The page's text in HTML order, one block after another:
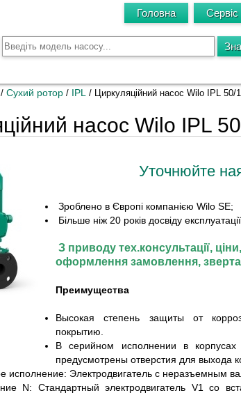
Головна Сервіс
/ Сухий ротор / IPL / Циркуляційний насос Wilo IPL 50/
насос Wilo IPL
Уточнюйте
Зроблено в Європі компанією Wilo SE;
Більше ніж 20 років досвіду
З приводу тех.консультації, ціни,
оформлення замовлення,
Преимущества
Высокая степень защиты от
покрытию.
В серийном исполнении в корпусах
предусмотрены отверстия для выхода
исполнение: Электродвигатель с неразъемным
N: Стандартный электродвигатель V1 со